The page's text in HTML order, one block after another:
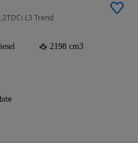
L3 Trend
2198 cm3